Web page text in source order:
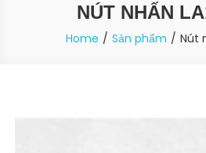
NÚT NHẤN
Home Sản phẩm Nút